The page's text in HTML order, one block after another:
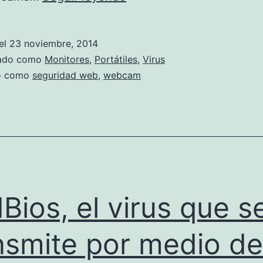
nos
espíen
propia
23 noviembre, 2014
como Monitores, Portátiles, Virus
como seguridad web, webcam
el virus que
por medio